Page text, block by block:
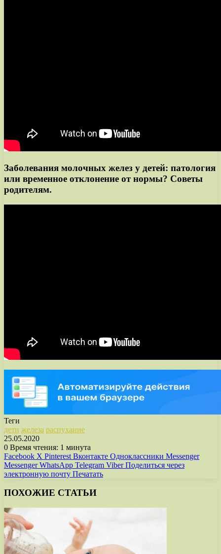
Заболевания молочных желез у детей: патология
или временное отклонение от нормы? Советы
родителям.
Теги
дети железа распухание
25.05.2020
0 Время чтения: 1 минута
Facebook X Pinterest Вконтакте Одноклассники Messenger
Messenger WhatsApp Telegram Viber Поделиться через
электронную почту Печатать
ПОХОЖИЕ СТАТЬИ